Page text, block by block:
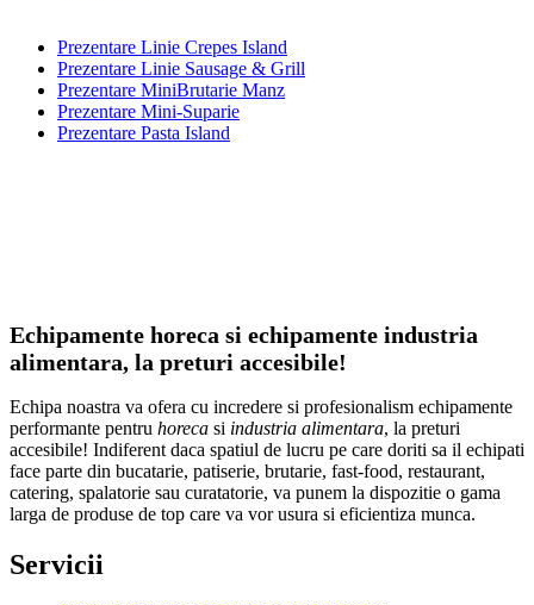
Prezentare Linie Crepes Island
Prezentare Linie Sausage & Grill
Prezentare MiniBrutarie Manz
Prezentare Mini-Suparie
Prezentare Pasta Island
Echipamente horeca si echipamente industria
alimentara, la preturi accesibile!
Echipa noastra va ofera cu incredere si profesionalism echipamente
performante pentru horeca si industria alimentara, la preturi
accesibile! Indiferent daca spatiul de lucru pe care doriti sa il echipati
face parte din bucatarie, patiserie, brutarie, fast-food, restaurant,
catering, spalatorie sau curatatorie, va punem la dispozitie o gama
larga de produse de top care va vor usura si eficientiza munca.
Servicii